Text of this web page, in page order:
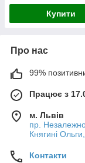
Купити
Про нас
99%
Працює з
м. Львів
пр.
Княгині
Контакти